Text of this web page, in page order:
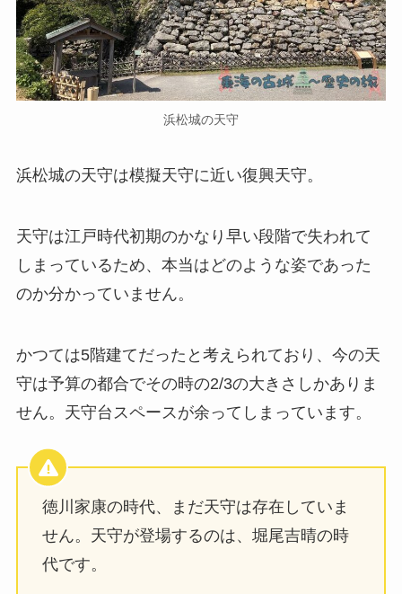
浜松城の天守
浜松城の天守は模擬天守に近い復興天守。
天守は江戸時代初期のかなり早い段階で失われて
しまっているため、本当はどのような姿であった
のか分かっていません。
かつては5階建てだったと考えられており、今の天
守は予算の都合でその時の2/3の大きさしかありま
せん。天守台スペースが余ってしまっています。
徳川家康の時代、まだ天守は存在していま
せん。天守が登場するのは、堀尾吉晴の時
代です。